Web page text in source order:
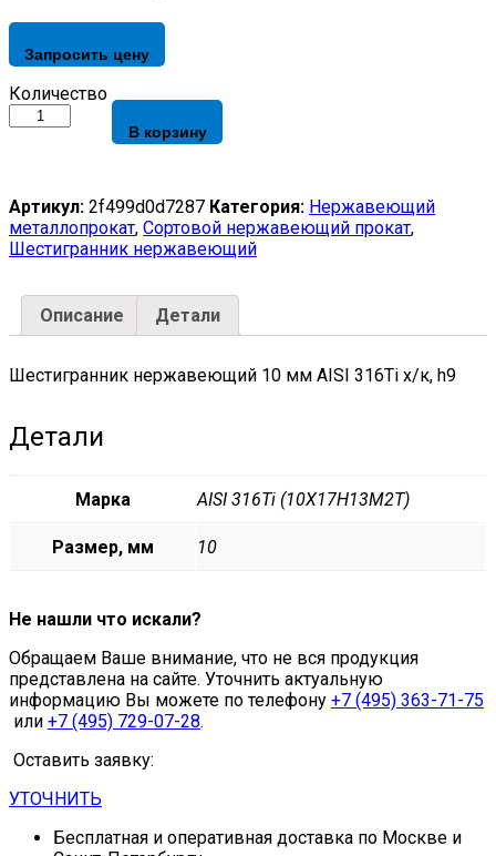
Запросить цену
Шестигранник
нержавеющий
316Ti
х/
к,
h9
Количество
В корзину
Артикул: 2f499d0d7287 Категория: Нержавеющий
металлопрокат, Сортовой нержавеющий прокат,
Шестигранник нержавеющий
Описание Детали
Шестигранник нержавеющий 10 мм AISI 316Ti х/к, h9
Детали
Марка AISI 316Ti (10Х17Н13М2Т)
Размер, мм 10
Не нашли что искали?
Обращаем Ваше внимание, что не вся продукция
представлена на сайте. Уточнить актуальную
информацию Вы можете по телефону +7 (495) 363-71-75
или +7 (495) 729-07-28.
Оставить заявку:
УТОЧНИТЬ
Бесплатная и оперативная доставка по Москве и